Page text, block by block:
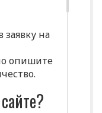
заявку на
опишите